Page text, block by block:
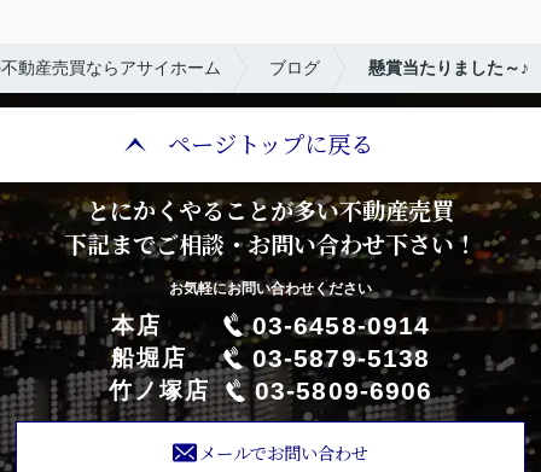
動産売買ならアサイホーム ブログ 懸賞当たりました～♪
ページトップに戻る
とにかくやることが多い不動産売買
下記までご相談・お問い合わせ下さい！
お気軽にお問い合わせください
本店 03-6458-0914
船堀店 03-5879-5138
竹ノ塚店 03-5809-6906
メールでお問い合わせ